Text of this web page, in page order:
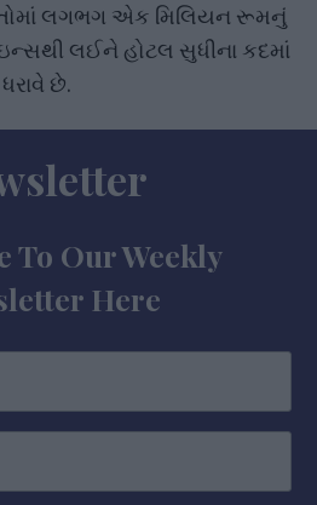
લગભગ એક મિલિયન રૂમનું
લઈને હોટલ સુધીના કદમાં
છે.
To Our Weekly
Here